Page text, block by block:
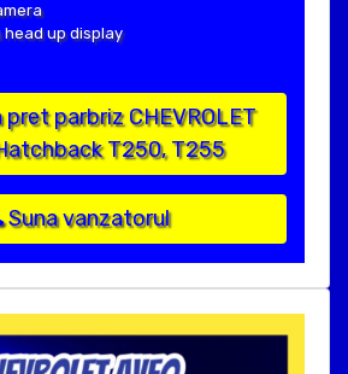
head up display
parbriz CHEVROLET
T250, T255
Suna vanzatorul